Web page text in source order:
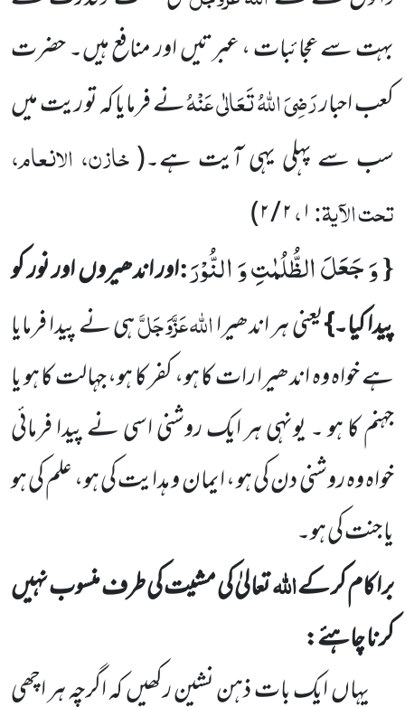
بہت سے عجائبات ، عبرتیں اور منافع ہیں۔ حضرت
کعب احباررَضِیَ اللہُ تَعَالٰی عَنْہُنے فرمایا کہ تو ریت میں
سب سے پہلی یہی آیت ہے۔(خازن، الانعام،
تحت الآیۃ:۱،۲ / ۲ )
{وَ جَعَلَ الظُّلُمٰتِ وَ النُّوْرَ:اور اندھیروں اور نور کو
پیدا کیا۔}یعنی ہر اندھیرااللہعَزَّوَجَلَّہی نے پیدا فرمایا
ہے خواہ وہ اندھیرا رات کا ہو، کفر کا ہو، جہالت کا ہو یا
جہنم کا ہو ۔ یونہی ہر ایک روشنی اسی نے پیدا فرمائی
خواہ وہ روشنی دن کی ہو ، ایمان و ہدایت کی ہو، علم کی ہو
یا جنت کی ہو۔
برا کام کر کےاللہتعالیٰ کی مشیت کی طرف منسوب نہیں
کرنا چاہئے:
یہاں ایک بات ذہن نشین رکھیں کہ اگرچہ ہر اچھی